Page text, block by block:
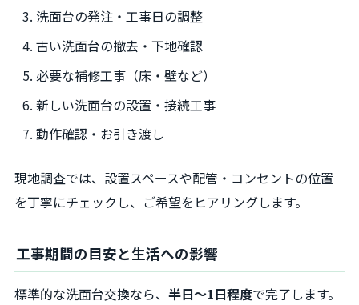
洗面台の発注・工事日の調整
古い洗面台の撤去・下地確認
必要な補修工事（床・壁など）
新しい洗面台の設置・接続工事
動作確認・お引き渡し
現地調査では、設置スペースや配管・コンセントの位置
を丁寧にチェックし、ご希望をヒアリングします。
工事期間の目安と生活への影響
標準的な洗面台交換なら、 半日～1日程度で完了します。